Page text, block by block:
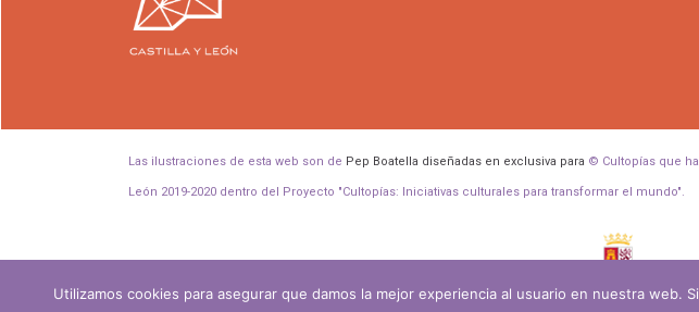
Las ilustraciones de esta web son de Pep Boatella diseñadas en exclusiva para © Cultopías que
León 2019-2020 dentro del Proyecto "Cultopías: Iniciativas culturales para transformar el mundo".
Utilizamos cookies para asegurar que damos la mejor experiencia al usuario en nuestra web.